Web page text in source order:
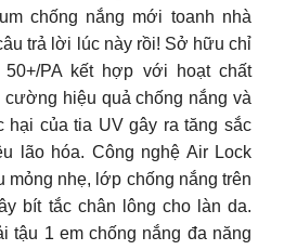
chống nắng mới toanh nhà
trả lời lúc này rồi! Sở hữu chỉ
PA kết hợp với hoạt chất
cường hiệu quả chống nắng và
hại của tia UV gây ra tăng sắc
lão hóa. Công nghệ Air Lock
mỏng nhẹ, lớp chống nắng trên
bít tắc chân lông cho làn da.
tậu 1 em chống nắng đa năng